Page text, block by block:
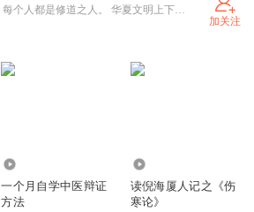
人生就是道场，每个人都是修道之人。 华夏文明上下五千年，很多的智慧就在书中，希望我能悟到一二修好已身吧。 我只是喜马的读书人，通过读书这种方式陪伴大家修身养性，养心，共同体悟生命，让生命更美好。 目前专注于中医和女性成长方面作品的录制。 早上录音直播：06:30-08:30 晚上互动直播：21:00-23:00 不过平时太忙，能不能在线遇到看缘分吧。
加关注
一个月自学中医辩证
方法
读倪海厦人记之《伤
寒论》